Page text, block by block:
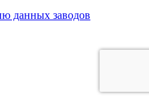
данных заводов